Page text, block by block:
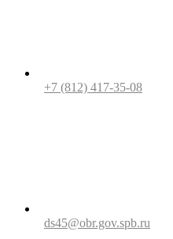
+7 (812) 417-35-08
ds45@obr.gov.spb.ru